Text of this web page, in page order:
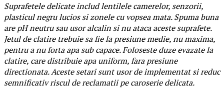
Suprafetele delicate includ lentilele camerelor, senzorii,
plasticul negru lucios si zonele cu vopsea mata. Spuma buna
are pH neutru sau usor alcalin si nu ataca aceste suprafete.
Jetul de clatire trebuie sa fie la presiune medie, nu maxima,
pentru a nu forta apa sub capace. Foloseste duze evazate la
clatire, care distribuie apa uniform, fara presiune
directionata. Aceste setari sunt usor de implementat si reduc
semnificativ riscul de reclamatii pe caroserie delicata.